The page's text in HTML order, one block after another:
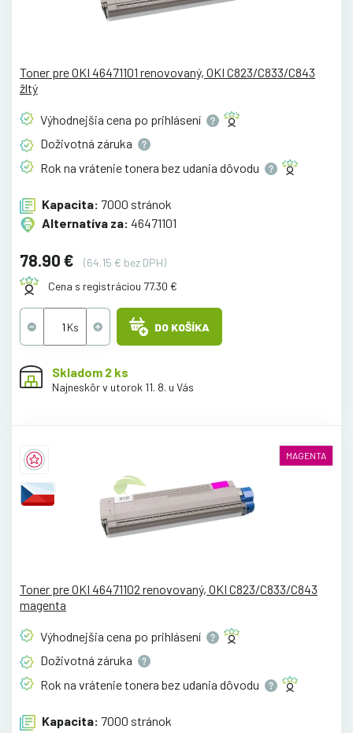
Toner pre OKI 46471101 renovovaný, OKI C823/C833/C843
žltý
Výhodnejšia cena po prihlásení
Doživotná záruka
Rok na vrátenie tonera bez udania dôvodu
Kapacita: 7000 stránok
Alternatíva za: 46471101
78.90 €
(64.15 € bez DPH)
Cena s registráciou 77.30 €
DO KOŠÍKA
Skladom 2 ks
Najneskôr v utorok 11. 8. u Vás
MAGENTA
Toner pre OKI 46471102 renovovaný, OKI C823/C833/C843
magenta
Výhodnejšia cena po prihlásení
Doživotná záruka
Rok na vrátenie tonera bez udania dôvodu
Kapacita: 7000 stránok